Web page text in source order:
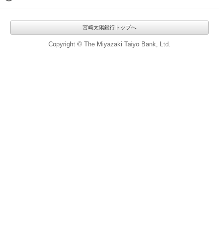
宮崎太陽銀行トップへ
Copyright © The Miyazaki Taiyo Bank, Ltd.